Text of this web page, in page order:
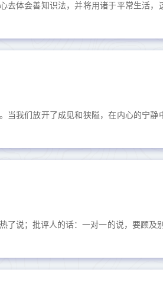
体会善知识法，并将用诸于平常生活，
我们放开了成见和狭隘，在内心的宁静
说；批评人的话：一对一的说，要顾及